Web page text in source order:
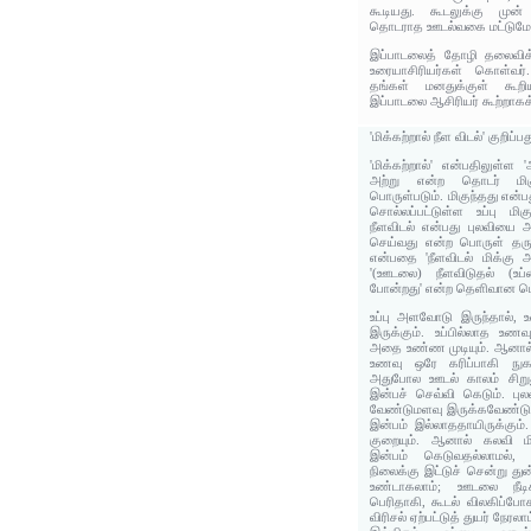
கூடியது. கூடலுக்கு முன்
தொடராத ஊடல்வகை மட்டுமே
இப்பாடலைத் தோழி
உரையாசிரியர்கள்
தங்கள் மனதுக்குள்
இப்பாடலை ஆசிரியர்
'மிக்கற்றால் நீள விடல்'
'மிக்கற்றால்'
அற்று என்ற தொடர்
பொருள்படும். மிகுந்தது
சொல்லப்பட்டுள்ள உப்பு
நீளவிடல் என்பது புலவியை
செய்வது என்ற பொருள்
என்பதை 'நீளவிடல் மிக்கு
'(ஊடலை) நீளவிடுதல்
போன்றது' என்ற தெளிவான
உப்பு அளவோடு இருந்தால்,
இருக்கும். உப்பில்லாத
அதை உண்ண முடியும். ஆனால்
உணவு ஒரே கரிப்பாகி
அதுபோல ஊடல் காலம்
இன்பச் செவ்வி கெடும்.
வேண்டுமளவு
இன்பம்
குறையும். ஆனால் கலவி
இன்பம் கெடுவதல்லாமல்,
நிலைக்கு இட்டுச் சென்று
உண்டாகலாம்; ஊடலை
பெரிதாகி, கூடல்
விரிசல் ஏற்பட்டுத் துயர்